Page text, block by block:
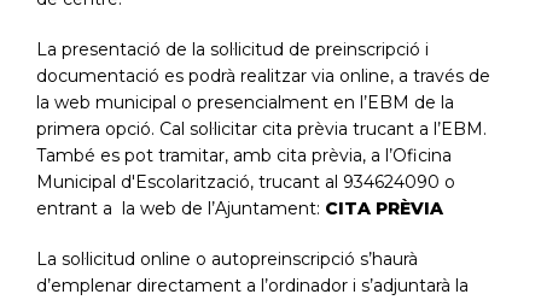
La presentació de la sol·licitud de preinscripció i
documentació es podrà realitzar via online, a través de
la web municipal o presencialment en l’EBM de la
primera opció. Cal sol·licitar cita prèvia trucant a l’EBM.
També es pot tramitar, amb cita prèvia, a l’Oficina
Municipal d'Escolarització, trucant al 934624090 o
entrant a la web de l’Ajuntament: CITA PRÈVIA
La sol·licitud online o autopreinscripció s’haurà
d’emplenar directament a l’ordinador i s’adjuntarà la